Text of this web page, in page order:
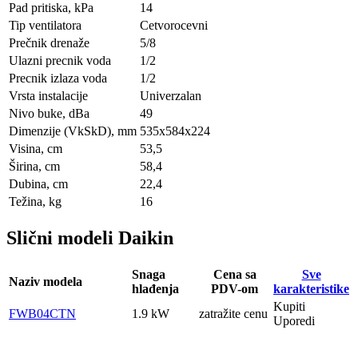
Pad pritiska, kPa
14
Tip ventilatora
Cetvorocevni
Prečnik drenaže
5/8
Ulazni precnik voda
1/2
Precnik izlaza voda
1/2
Vrsta instalacije
Univerzalan
Nivo buke, dBa
49
Dimenzije (VkSkD), mm 535х584х224
Visina, сm
53,5
Širina, сm
58,4
Dubina, сm
22,4
Težina, kg
16
Slični modeli Daikin
Naziv modela
Snaga
hlađenja
Cena sa
PDV-om
Sve
karakteristike
FWB04CTN
1.9 kW zatražite cenu
Kupiti
Uporedi